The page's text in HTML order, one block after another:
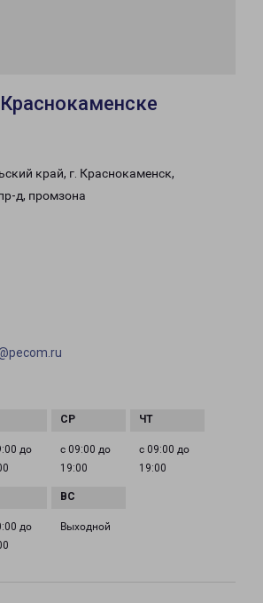
край, г. Краснокаменск,
д, промзона
до
с 09:00 до
19:00
с 09:00 до
19:00
до
Выходной